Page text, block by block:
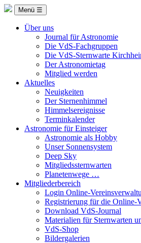
Menü ☰
Über uns
Journal für Astronomie
Die VdS-Fachgruppen
Die VdS-Sternwarte
Der Astronomietag
Mitglied werden
Aktuelles
Neuigkeiten
Der Sternenhimmel
Himmelsereignisse
Terminkalender
Astronomie für Einsteiger
Astronomie als Hobby
Unser Sonnensystem
Deep Sky
Mitgliedssternwarten
Planetenwege …
Mitgliederbereich
Login Online-
Registrierung für die Online-
Download VdS-Journal
Materialien für Sternwarten
VdS-Shop
Bildergalerien